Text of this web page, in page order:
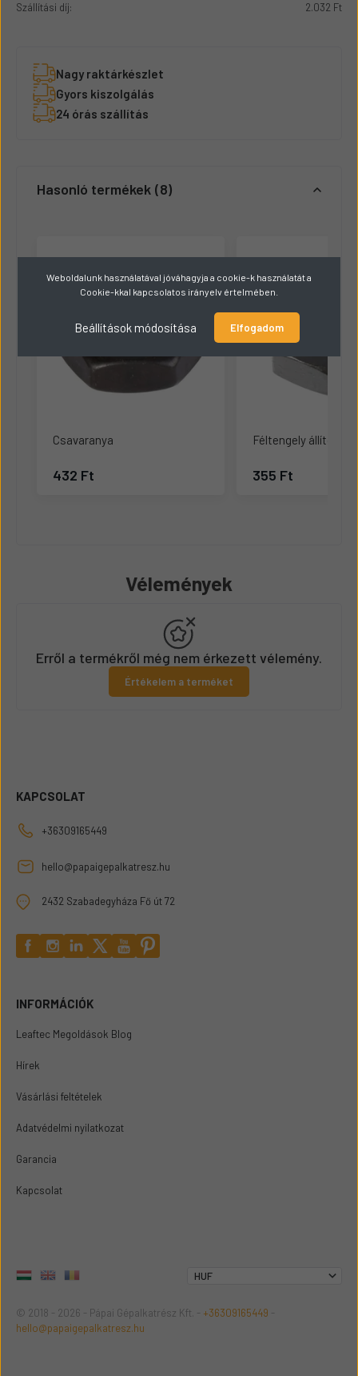
Szállítási díj:
2.032 Ft
Nagy raktárkészlet
Gyors kiszolgálás
24 órás szállítás
Hasonló termékek 8
Csavaranya
432 Ft
Féltengely
355 Ft
Vélemények
Erről a termékről még nem érkezett vélemény.
Értékelem a terméket
KAPCSOLAT
+36309165449
hello@papaigepalkatresz.hu
2432 Szabadegyháza Fő út 72
INFORMÁCIÓK
Leaftec Megoldások Blog
Hírek
Vásárlási feltételek
Adatvédelmi nyilatkozat
Garancia
Kapcsolat
© 2018 - 2026 - Pápai Gépalkatrész Kft. - +36309165449 -
hello@papaigepalkatresz.hu
Weboldalunk használatával jóváhagyja a cookie-k használatát a
Cookie-kkal kapcsolatos irányelv értelmében.
Beállítások módosítása Elfogadom